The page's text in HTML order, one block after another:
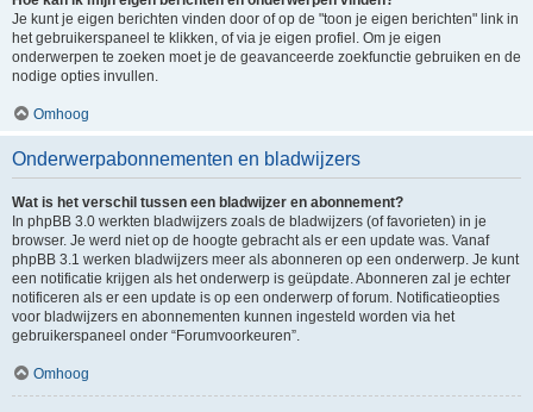
Je kunt je eigen berichten vinden door of op de "toon je eigen berichten" link in
het gebruikerspaneel te klikken, of via je eigen profiel. Om je eigen
onderwerpen te zoeken moet je de geavanceerde zoekfunctie gebruiken en de
nodige opties invullen.
Omhoog
Onderwerpabonnementen en bladwijzers
Wat is het verschil tussen een bladwijzer en abonnement?
In phpBB 3.0 werkten bladwijzers zoals de bladwijzers (of favorieten) in je
browser. Je werd niet op de hoogte gebracht als er een update was. Vanaf
phpBB 3.1 werken bladwijzers meer als abonneren op een onderwerp. Je kunt
een notificatie krijgen als het onderwerp is geüpdate. Abonneren zal je echter
notificeren als er een update is op een onderwerp of forum. Notificatieopties
voor bladwijzers en abonnementen kunnen ingesteld worden via het
gebruikerspaneel onder “Forumvoorkeuren”.
Omhoog